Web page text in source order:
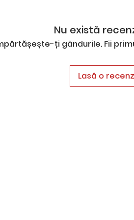
Nu există
ți gândurile. Fii
Lasă o